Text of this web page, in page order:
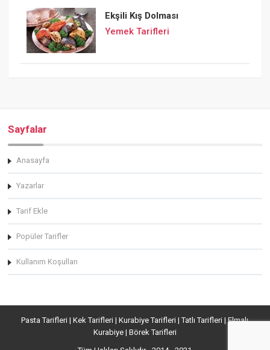
Ekşili Kış Dolması
Yemek Tarifleri
Sayfalar
Anasayfa
Yazarlar
Tarif Ekle
Popüler Tarifler
Kullanım Koşulları
Pasta Tarifleri | Kek Tarifleri | Kurabiye Tarifleri | Tatlı Tarifleri | Elmalı
Kurabiye | Börek Tarifleri